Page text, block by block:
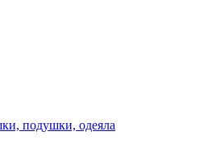
подушки, одеяла